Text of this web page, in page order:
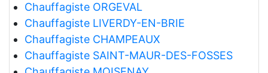
Chauffagiste ORGEVAL
Chauffagiste LIVERDY-EN-BRIE
Chauffagiste CHAMPEAUX
Chauffagiste SAINT-MAUR-DES-FOSSES